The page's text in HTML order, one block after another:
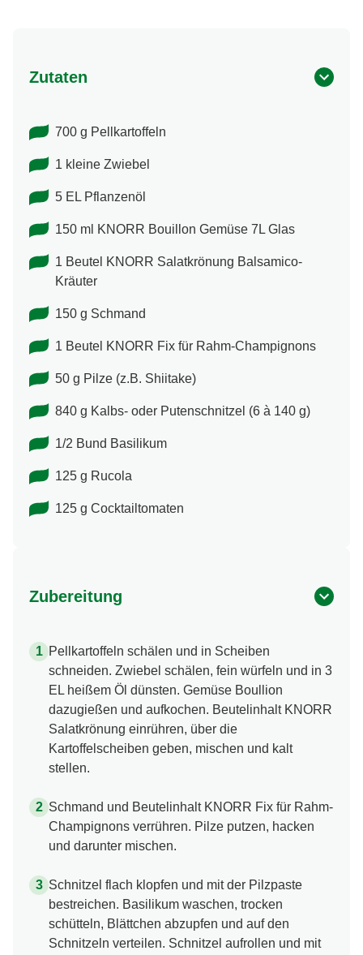
Zutaten
700 g Pellkartoffeln
1 kleine Zwiebel
5 EL Pflanzenöl
150 ml KNORR Bouillon Gemüse 7L Glas
1 Beutel KNORR Salatkrönung Balsamico-​
Kräuter
150 g Schmand
1 Beutel KNORR Fix für Rahm-Champignons
50 g Pilze (z.B. Shiitake)
840 g Kalbs- oder Putenschnitzel (6 à 140 g)
1/2 Bund Basilikum
125 g Rucola
125 g Cocktailtomaten
Zubereitung
Pellkartoffeln schälen und in Scheiben
schneiden. Zwiebel schälen, fein würfeln und in 3
EL heißem Öl dünsten. Gemüse Boullion
dazugießen und aufkochen. Beutelinhalt KNORR
Salatkrönung einrühren, über die
Kartoffelscheiben geben, mischen und kalt
stellen.
Schmand und Beutelinhalt KNORR Fix für Rahm-
Champignons verrühren. Pilze putzen, hacken
und darunter mischen.
Schnitzel flach klopfen und mit der Pilzpaste
bestreichen. Basilikum waschen, trocken
schütteln, Blättchen abzupfen und auf den
Schnitzeln verteilen. Schnitzel aufrollen und mit